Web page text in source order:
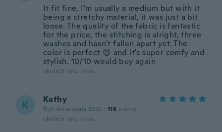
It fit fine, I'm usually a medium but with it
being a stretchy material, it was just a bit
loose. The quality of the fabric is fantastic
for the price, the stitching is alright, three
washes and hasn't fallen apart yet. The
color is perfect 😍 and it's super comfy and
stylish. 10/10 would buy again
około 5 roku temu
K Kathy
Rok dołączenia 2020 · 118 opinie
około 5 roku temu